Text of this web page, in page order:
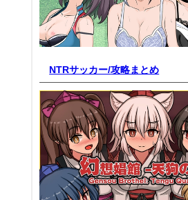
NTRサッカー/攻略まとめ